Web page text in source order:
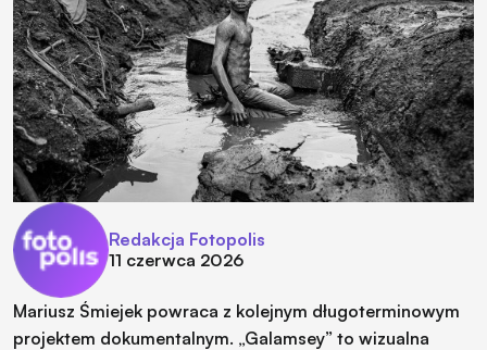
Redakcja Fotopolis
11 czerwca 2026
Mariusz Śmiejek powraca z kolejnym długoterminowym
projektem dokumentalnym. „Galamsey” to wizualna